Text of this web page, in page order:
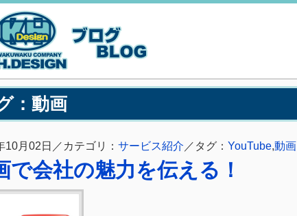
：動画
10月02日／カテゴリ： サービス紹介 ／タグ： YouTube,動画
で会社の魅力を伝える！